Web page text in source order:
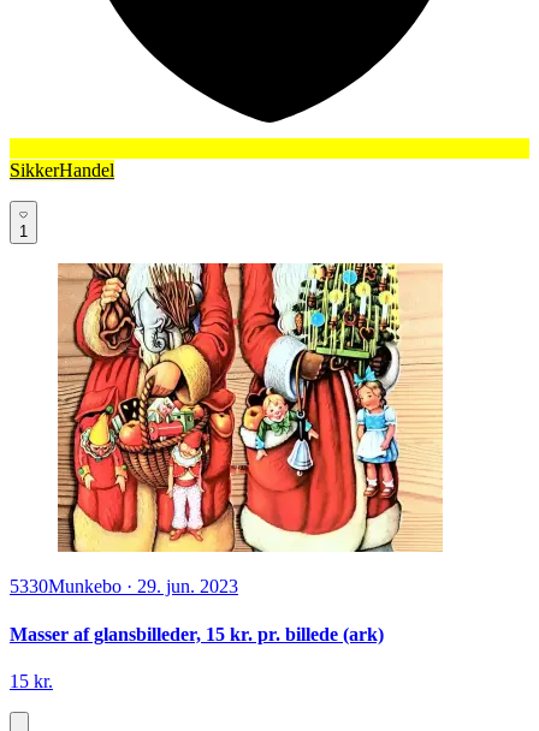
SikkerHandel
1
5330Munkebo · 29. jun. 2023
Masser af glansbilleder, 15 kr. pr. billede (ark)
15 kr.